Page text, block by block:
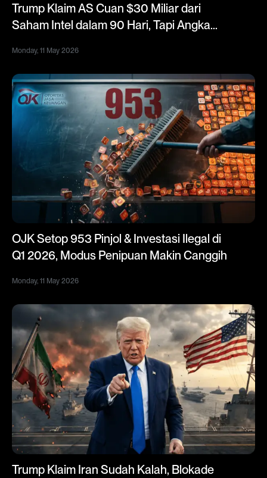
Trump Klaim AS Cuan $30 Miliar dari
Saham Intel dalam 90 Hari, Tapi Angka
Monday, 11 May 2026
OJK Setop 953 Pinjol & Investasi Ilegal di
Q1 2026, Modus Penipuan Makin Canggih
Monday, 11 May 2026
Trump Klaim Iran Sudah Kalah, Blokade